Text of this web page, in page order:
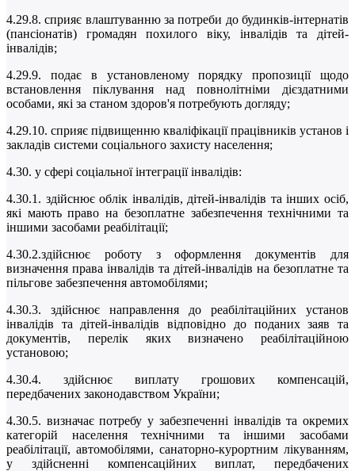
4.29.8. сприяє влаштуванню за потреби до будинків-інтернатів
(пансіонатів) громадян похилого віку, інвалідів та дітей-
інвалідів;
4.29.9. подає в установленому порядку пропозиції щодо
встановлення піклування над повнолітніми дієздатними
особами, які за станом здоров'я потребують догляду;
4.29.10. сприяє підвищенню кваліфікації працівників установ і
закладів системи соціального захисту населення;
4.30. у сфері соціальної інтеграції інвалідів:
4.30.1. здійснює облік інвалідів, дітей-інвалідів та інших осіб,
які мають право на безоплатне забезпечення технічними та
іншими засобами реабілітації;
4.30.2.здійснює роботу з оформлення документів для
визначення права інвалідів та дітей-інвалідів на безоплатне та
пільгове забезпечення автомобілями;
4.30.3. здійснює направлення до реабілітаційних установ
інвалідів та дітей-інвалідів відповідно до поданих заяв та
документів, перелік яких визначено реабілітаційною
установою;
4.30.4. здійснює виплату грошових компенсацій,
передбачених законодавством України;
4.30.5. визначає потребу у забезпеченні інвалідів та окремих
категорій населення технічними та іншими засобами
реабілітації, автомобілями, санаторно-курортним лікуванням,
у здійсненні компенсаційних виплат, передбачених